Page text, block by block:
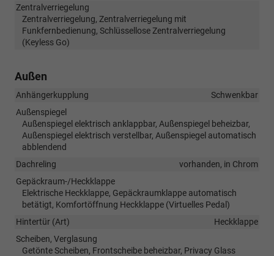
Zentralverriegelung
Zentralverriegelung, Zentralverriegelung mit
Funkfernbedienung, Schlüssellose Zentralverriegelung
(Keyless Go)
Außen
Anhängerkupplung
Schwenkbar
Außenspiegel
Außenspiegel elektrisch anklappbar, Außenspiegel beheizbar,
Außenspiegel elektrisch verstellbar, Außenspiegel automatisch
abblendend
Dachreling
vorhanden, in Chrom
Gepäckraum-/Heckklappe
Elektrische Heckklappe, Gepäckraumklappe automatisch
betätigt, Komfortöffnung Heckklappe (Virtuelles Pedal)
Hintertür (Art)
Heckklappe
Scheiben, Verglasung
Getönte Scheiben, Frontscheibe beheizbar, Privacy Glass